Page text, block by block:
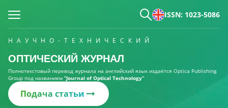
ISSN: 1023-5086
НАУЧНО-ТЕХНИЧЕСКИЙ
ОПТИЧЕСКИЙ ЖУРНАЛ
Полнотекстовый перевод журнала на английский язык издаётся Optica Publishing
Group под названием “Journal of Optical Technology“
Подача статьи